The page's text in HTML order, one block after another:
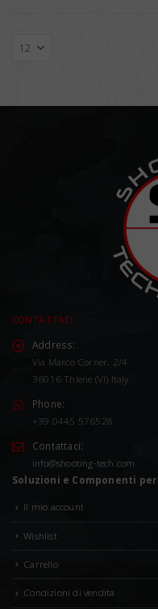
CONTATTACI
Address:
Via Marco Corner, 2/4
36016 Thiene (VI) Italy
Phone:
+39 0445 576528
Contattaci:
info@shooting-tech.com
Soluzioni e Componenti
Il mio account
Wishlist
Carrello
Condizioni di vendita